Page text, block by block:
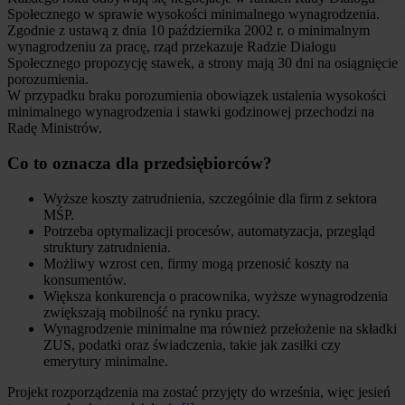
Społecznego w sprawie wysokości minimalnego wynagrodzenia.
Zgodnie z ustawą z dnia 10 października 2002 r. o minimalnym
wynagrodzeniu za pracę, rząd przekazuje Radzie Dialogu
Społecznego propozycję stawek, a strony mają 30 dni na osiągnięcie
porozumienia.
W przypadku braku porozumienia obowiązek ustalenia wysokości
minimalnego wynagrodzenia i stawki godzinowej przechodzi na
Radę Ministrów.
Co to oznacza dla przedsiębiorców?
Wyższe koszty zatrudnienia, szczególnie dla firm z sektora
MŚP.
Potrzeba optymalizacji procesów, automatyzacja, przegląd
struktury zatrudnienia.
Możliwy wzrost cen, firmy mogą przenosić koszty na
konsumentów.
Większa konkurencja o pracownika, wyższe wynagrodzenia
zwiększają mobilność na rynku pracy.
Wynagrodzenie minimalne ma również przełożenie na składki
ZUS, podatki oraz świadczenia, takie jak zasiłki czy
emerytury minimalne.
Projekt rozporządzenia ma zostać przyjęty do września, więc jesień